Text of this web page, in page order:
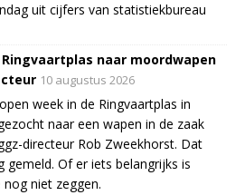
uit cijfers van statistiekbureau
naar moordwapen
10 augustus 2026
week in de Ringvaartplas in
naar een wapen in de zaak
directeur Rob Zweekhorst. Dat
Of er iets belangrijks is
niet zeggen.